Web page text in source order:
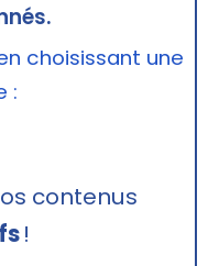
choisissant une
:
contenus
!